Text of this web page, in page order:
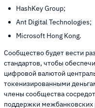
HashKey Group;
Ant Digital Technologies;
Microsoft Hong Kong.
Сообщество будет вести
стандартов, чтобы
цифровой валютой
токенизированными
члены сообщества
поддержки межбанковских